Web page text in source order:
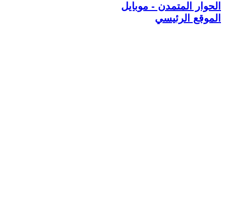
الحوار المتمدن - موبايل
الموقع الرئيسي